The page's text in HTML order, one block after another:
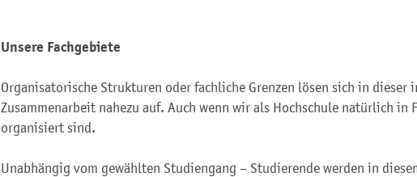
Unsere Fachgebiete
Organisatorische Strukturen oder fachliche Grenzen lösen sich in dieser
Zusammenarbeit nahezu auf. Auch wenn wir als Hochschule natürlich in
organisiert sind.
Unabhängig vom gewählten Studiengang – Studierende werden in